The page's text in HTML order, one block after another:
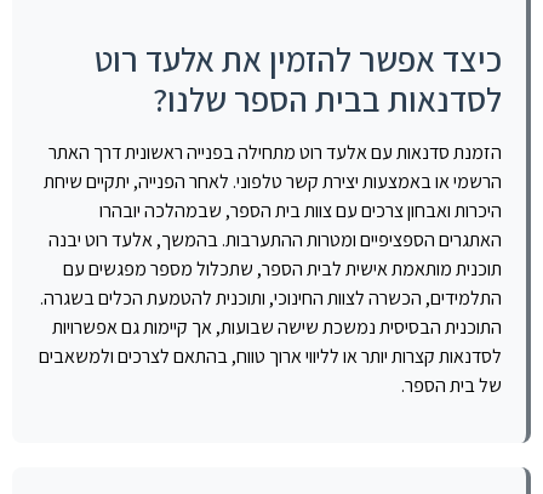
כיצד אפשר להזמין את אלעד רוט
לסדנאות בבית הספר שלנו?
הזמנת סדנאות עם אלעד רוט מתחילה בפנייה ראשונית דרך האתר
הרשמי או באמצעות יצירת קשר טלפוני. לאחר הפנייה, יתקיים שיחת
היכרות ואבחון צרכים עם צוות בית הספר, שבמהלכה יובהרו
האתגרים הספציפיים ומטרות ההתערבות. בהמשך, אלעד רוט יבנה
תוכנית מותאמת אישית לבית הספר, שתכלול מספר מפגשים עם
התלמידים, הכשרה לצוות החינוכי, ותוכנית להטמעת הכלים בשגרה.
התוכנית הבסיסית נמשכת שישה שבועות, אך קיימות גם אפשרויות
לסדנאות קצרות יותר או לליווי ארוך טווח, בהתאם לצרכים ולמשאבים
של בית הספר.